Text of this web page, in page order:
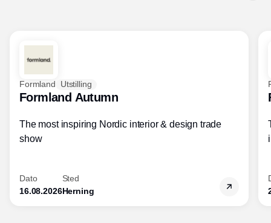
Formland Utstilling
Formland Autumn
The most inspiring Nordic interior & design trade
show
Dato
16.08.2026
Sted
Herning